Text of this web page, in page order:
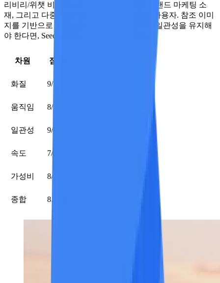
리비리/위챗 비디오), 이커머스 제품 영상, 브랜드 마케팅 소
재, 그리고 다중 모드 창의적 제어가 필요한 사용자. 참조 이미
지를 기반으로 동영상을 생성하면서 캐릭터 일관성을 유지해
야 한다면, Seedance가 최상의 선택입니다.
차원 점수
화질 9/10
움직임 8/10
일관성 9/10
속도 7/10
가성비 8/10
종합 8.2/10